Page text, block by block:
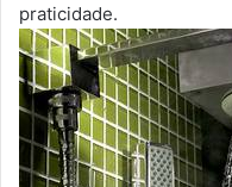
praticidade.